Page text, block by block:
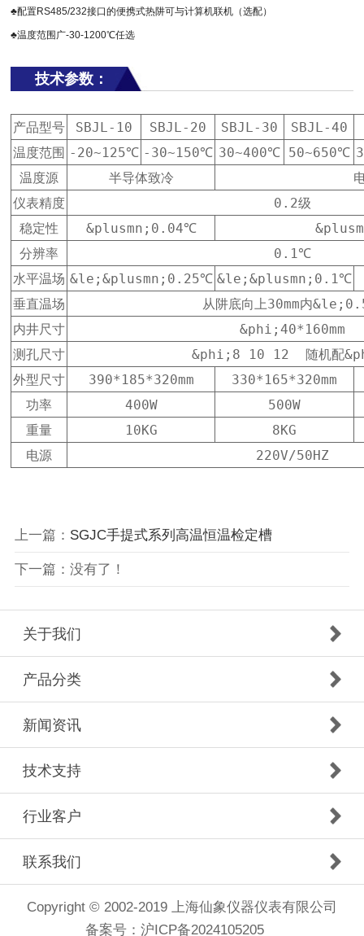
♣配置RS485/232接口的便携式热阱可与计算机联机（选配）
♣温度范围广-30-1200℃任选
技术参数：
产品型号 SBJL-10 SBJL-20 SBJL-30
SBJL-40
温度范围 -20~125℃ -30~150℃ 30~400℃ 50~650℃
温度源
半导体致冷
仪表精度
0.2级
稳定性
&plusmn;0.04℃
分辨率
0.1℃
水平温场 &le;&plusmn;0.25℃ &le;&plusmn;0.1℃
垂直温场
从阱底向上30mm内
内井尺寸
&phi;40*160mm
测孔尺寸
&phi;8 10 12  随机配
外型尺寸
390*185*320mm
330*165*320mm
功率
400W
500W
重量
10KG
8KG
电源
220V/50HZ
上一篇： SGJC手提式系列高温恒温检定槽
下一篇：没有了！
关于我们
产品分类
新闻资讯
技术支持
行业客户
联系我们
Copyright © 2002-2019 上海仙象仪器仪表有限公司
备案号：沪ICP备2024105205